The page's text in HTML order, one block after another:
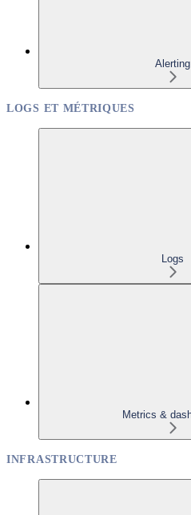
Alerting
LOGS ET MÉTRIQUES
Logs
Metrics &
INFRASTRUCTURE